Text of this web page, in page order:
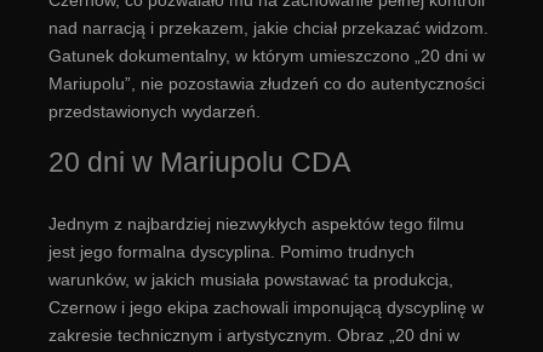
nad narracją i przekazem, jakie chciał przekazać widzom.
Gatunek dokumentalny, w którym umieszczono „20 dni w
Mariupolu”, nie pozostawia złudzeń co do autentyczności
przedstawionych wydarzeń.
20 dni w Mariupolu CDA
Jednym z najbardziej niezwykłych aspektów tego filmu
jest jego formalna dyscyplina. Pomimo trudnych
warunków, w jakich musiała powstawać ta produkcja,
Czernow i jego ekipa zachowali imponującą dyscyplinę w
zakresie technicznym i artystycznym. Obraz „20 dni w